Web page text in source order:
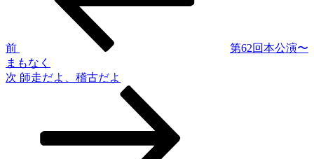
ゲ
ー
前
第62回本公演〜
まもなく
次
次 師走だよ、稽古だよ